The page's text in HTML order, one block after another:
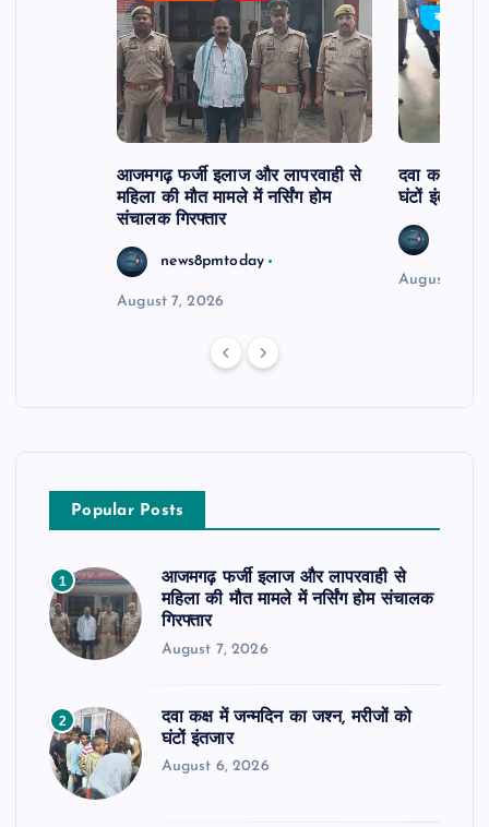
आजमगढ़ फर्जी इलाज और लापरवाही से
महिला की मौत मामले में नर्सिंग होम
संचालक गिरफ्तार
news8pmtoday
August 7, 2026
बड़ी खबर
दवा कक्ष में
घंटों इंतजार
August 6,
Popular Posts
1
आजमगढ़ फर्जी इलाज और लापरवाही से
महिला की मौत मामले में नर्सिंग होम संचालक
गिरफ्तार
August 7, 2026
2
दवा कक्ष में जन्मदिन का जश्न, मरीजों को
घंटों इंतजार
August 6, 2026